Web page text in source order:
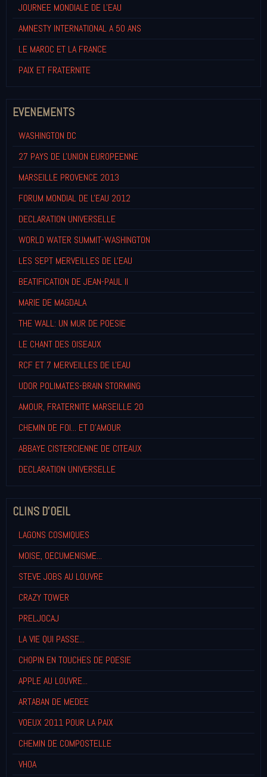
JOURNEE MONDIALE DE L'EAU
AMNESTY INTERNATIONAL A 50 ANS
LE MAROC ET LA FRANCE
PAIX ET FRATERNITE
EVENEMENTS
WASHINGTON DC
27 PAYS DE L'UNION EUROPEENNE
MARSEILLE PROVENCE 2013
FORUM MONDIAL DE L'EAU 2012
DECLARATION UNIVERSELLE
WORLD WATER SUMMIT-WASHINGTON
LES SEPT MERVEILLES DE L'EAU
BEATIFICATION DE JEAN-PAUL II
MARIE DE MAGDALA
THE WALL: UN MUR DE POESIE
LE CHANT DES OISEAUX
RCF ET 7 MERVEILLES DE L'EAU
UDOR POLIMATES-BRAIN STORMING
AMOUR, FRATERNITE MARSEILLE 20
CHEMIN DE FOI... ET D'AMOUR
ABBAYE CISTERCIENNE DE CITEAUX
DECLARATION UNIVERSELLE
CLINS D'OEIL
LAGONS COSMIQUES
MOISE, OECUMENISME...
STEVE JOBS AU LOUVRE
CRAZY TOWER
PRELJOCAJ
LA VIE QUI PASSE...
CHOPIN EN TOUCHES DE POESIE
APPLE AU LOUVRE...
ARTABAN DE MEDEE
VOEUX 2011 POUR LA PAIX
CHEMIN DE COMPOSTELLE
VHOA